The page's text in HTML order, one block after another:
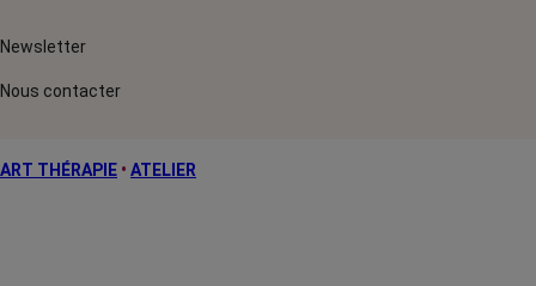
Newsletter
Nous contacter
ART THÉRAPIE • ATELIER